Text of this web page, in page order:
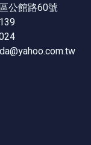
公館路60號